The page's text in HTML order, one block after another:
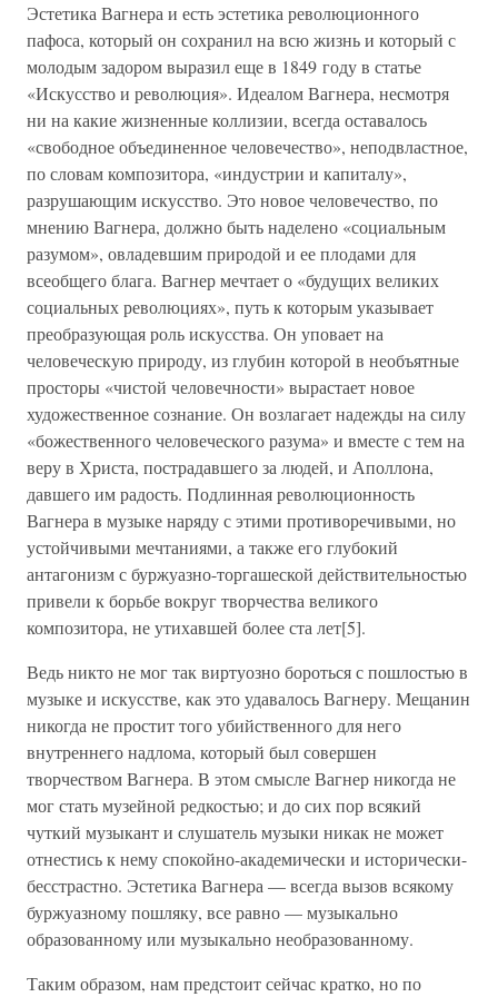
Эстетика Вагнера и есть эстетика революционного
пафоса, который он сохранил на всю жизнь и который с
молодым задором выразил еще в 1849 году в статье
«Искусство и революция». Идеалом Вагнера, несмотря
ни на какие жизненные коллизии, всегда оставалось
«свободное объединенное человечество», неподвластное,
по словам композитора, «индустрии и капиталу»,
разрушающим искусство. Это новое человечество, по
мнению Вагнера, должно быть наделено «социальным
разумом», овладевшим природой и ее плодами для
всеобщего блага. Вагнер мечтает о «будущих великих
социальных революциях», путь к которым указывает
преобразующая роль искусства. Он уповает на
человеческую природу, из глубин которой в необъятные
просторы «чистой человечности» вырастает новое
художественное сознание. Он возлагает надежды на силу
«божественного человеческого разума» и вместе с тем на
веру в Христа, пострадавшего за людей, и Аполлона,
давшего им радость. Подлинная революционность
Вагнера в музыке наряду с этими противоречивыми, но
устойчивыми мечтаниями, а также его глубокий
антагонизм с буржуазно-торгашеской действительностью
привели к борьбе вокруг творчества великого
композитора, не утихавшей более ста лет[5].
Ведь никто не мог так виртуозно бороться с пошлостью в
музыке и искусстве, как это удавалось Вагнеру. Мещанин
никогда не простит того убийственного для него
внутреннего надлома, который был совершен
творчеством Вагнера. В этом смысле Вагнер никогда не
мог стать музейной редкостью; и до сих пор всякий
чуткий музыкант и слушатель музыки никак не может
отнестись к нему спокойно-академически и исторически-
бесстрастно. Эстетика Вагнера — всегда вызов всякому
буржуазному пошляку, все равно — музыкально
образованному или музыкально необразованному.
Таким образом, нам предстоит сейчас кратко, но по